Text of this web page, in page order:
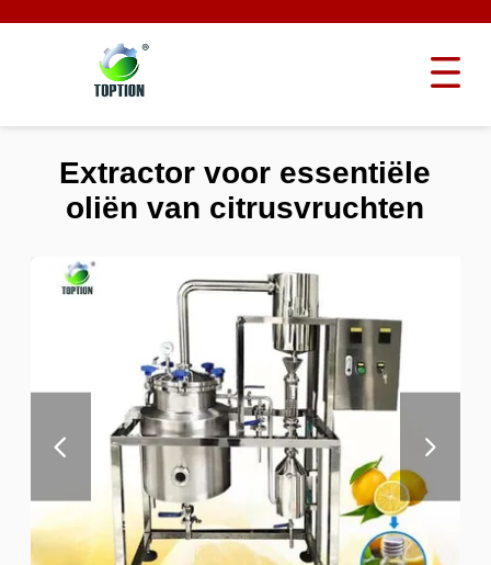
Extractor voor essentiële
oliën van citrusvruchten